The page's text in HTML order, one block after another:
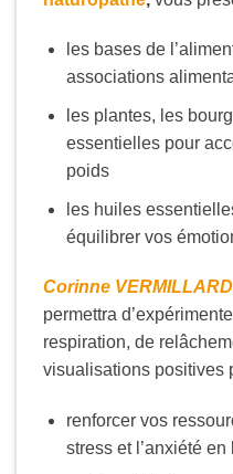
les bases de
associations
les plantes, les
essentielles pour
poids
les huiles
équilibrer vos
Corinne
permettra
respiration, de
visualisations positives
renforcer vos
stress et l’anxiété